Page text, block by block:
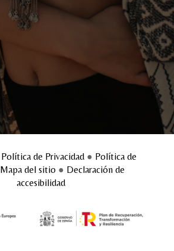
Política de Privacidad● Política de
Mapa del sitio ● Declaración de
accesibilidad